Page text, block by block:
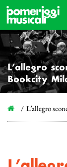
L’allegro
Bookcity
L’allegro